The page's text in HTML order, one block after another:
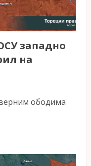
западно
на
ободима